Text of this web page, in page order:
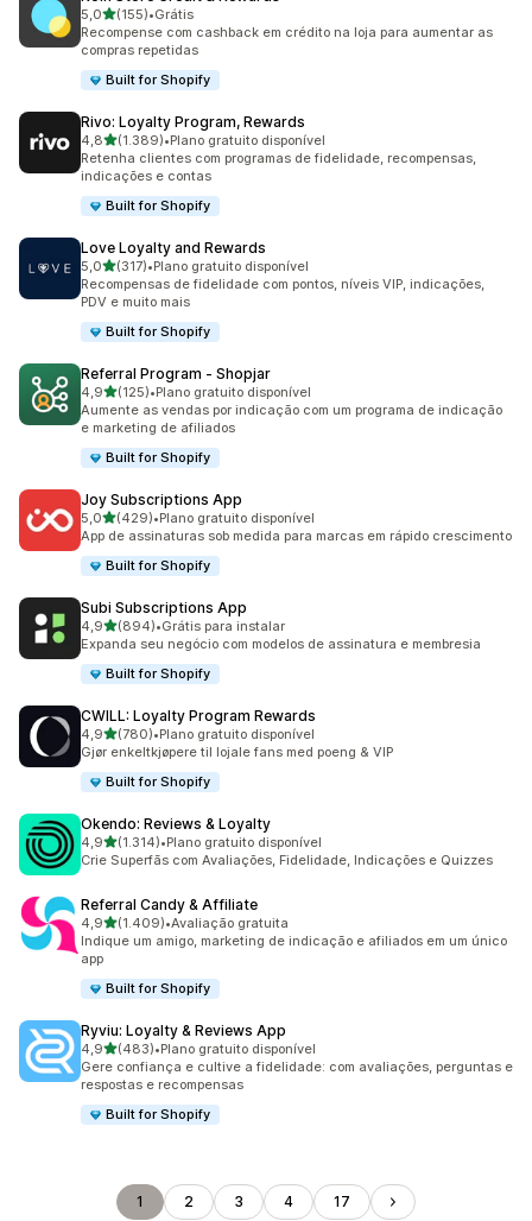
5,0de 5 estrelas
(155)
155 avaliações ao todo
•Grátis
Recompense com cashback em crédito na loja para aumentar as
compras repetidas
Built for Shopify
Rivo: Loyalty Program, Rewards
4,8de 5 estrelas
(1.389)
1389 avaliações ao todo
•Plano gratuito disponível
Retenha clientes com programas de fidelidade, recompensas,
indicações e contas
Built for Shopify
Love Loyalty and Rewards
5,0de 5 estrelas
(317)
317 avaliações ao todo
•Plano gratuito disponível
Recompensas de fidelidade com pontos, níveis VIP, indicações,
PDV e muito mais
Built for Shopify
Referral Program ‑ Shopjar
4,9de 5 estrelas
(125)
125 avaliações ao todo
•Plano gratuito disponível
Aumente as vendas por indicação com um programa de indicação
e marketing de afiliados
Built for Shopify
Joy Subscriptions App
5,0de 5 estrelas
(429)
429 avaliações ao todo
•Plano gratuito disponível
App de assinaturas sob medida para marcas em rápido crescimento
Built for Shopify
Subi Subscriptions App
4,9de 5 estrelas
(894)
894 avaliações ao todo
•Grátis para instalar
Expanda seu negócio com modelos de assinatura e membresia
Built for Shopify
CWILL: Loyalty Program Rewards
4,9de 5 estrelas
(780)
780 avaliações ao todo
•Plano gratuito disponível
Gjør enkeltkjøpere til lojale fans med poeng & VIP
Built for Shopify
Okendo: Reviews & Loyalty
4,9de 5 estrelas
(1.314)
1314 avaliações ao todo
•Plano gratuito disponível
Crie Superfãs com Avaliações, Fidelidade, Indicações e Quizzes
Referral Candy & Affiliate
4,9de 5 estrelas
(1.409)
1409 avaliações ao todo
•Avaliação gratuita
Indique um amigo, marketing de indicação e afiliados em um único
app
Built for Shopify
Ryviu: Loyalty & Reviews App
4,9de 5 estrelas
(483)
483 avaliações ao todo
•Plano gratuito disponível
Gere confiança e cultive a fidelidade: com avaliações, perguntas e
respostas e recompensas
Built for Shopify
1 2 3 4 17